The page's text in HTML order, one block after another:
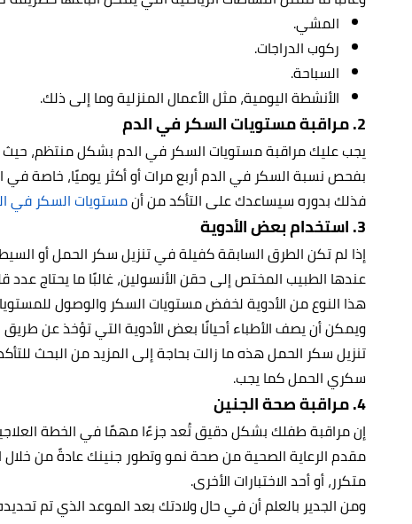
المشي.
ركوب الدراجات.
السباحة.
الأنشطة اليومية، مثل الأعمال المنزلية وما إلى ذلك.
2. مراقبة مستويات السكر في الدم
يجب عليك مراقبة مستويات السكر في الدم بشكل منتظم، حيث
بفحص نسبة السكر في الدم أربع مرات أو أكثر يوميًا، خاصة في
فذلك بدوره سيساعدك على التأكد من أنمستويات السكر في
3. استخدام بعض الأدوية
إذا لم تكن الطرق السابقة كفيلة في تنزيل سكر الحمل أو
عندها الطبيب المختص إلى حقن الأنسولين، غالبًا ما يحتاج
هذا النوع من الأدوية لخفض مستويات السكر والوصول
ويمكن أن يصف الأطباء أحيانًا بعض الأدوية التي تؤخذ عن
تنزيل سكر الحمل هذه ما زالت بحاجة إلى المزيد من البحث
سكري الحمل كما يجب.
4. مراقبة صحة الجنين
إن مراقبة طفلك بشكل دقيق تُعد جزءًا مهمًا في الخطة
مقدم الرعاية الصحية من صحة نمو وتطور جنينك عادةً من
متكرر، أو أحد الاختبارات الأخرى.
ومن الجدير بالعلم أن في حال ولادتك بعد الموعد الذي تم